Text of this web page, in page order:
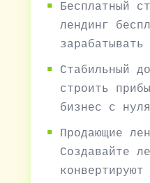
Бесплатный
лендинг
Стабильный
строить
бизнес с
Продающие
Создавайте